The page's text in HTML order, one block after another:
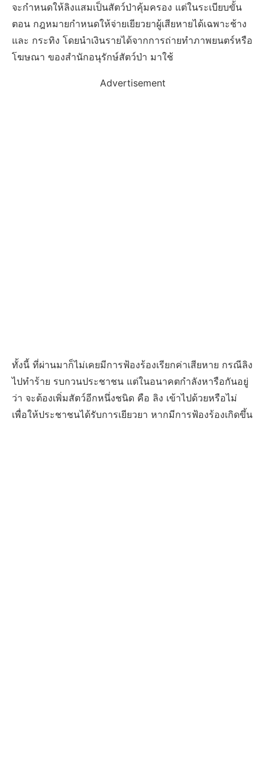
จะกำหนดให้ลิงแสมเป็นสัตว์ป่าคุ้มครอง แต่ในระเบียบขั้น
ตอน กฎหมายกำหนดให้จ่ายเยียวยาผู้เสียหายได้เฉพาะช้าง
และ กระทิง โดยนำเงินรายได้จากการถ่ายทำภาพยนตร์หรือ
โฆษณา ของสำนักอนุรักษ์สัตว์ป่า มาใช้
Advertisement
ทั้งนี้ ที่ผ่านมาก็ไม่เคยมีการฟ้องร้องเรียกค่าเสียหาย กรณีลิง
ไปทำร้าย รบกวนประชาชน แต่ในอนาคตกำลังหารือกันอยู่
ว่า จะต้องเพิ่มสัตว์อีกหนึ่งชนิด คือ ลิง เข้าไปด้วยหรือไม่
เพื่อให้ประชาชนได้รับการเยียวยา หากมีการฟ้องร้องเกิดขึ้น